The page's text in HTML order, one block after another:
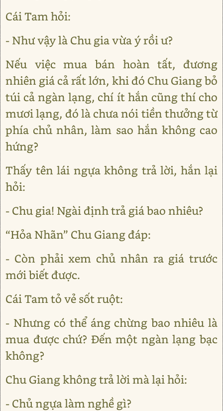
Cái Tam hỏi:
- Như vậy là Chu gia vừa ý rồi ư?
Nếu việc mua bán hoàn tất, đương
nhiên giá cả rất lớn, khi đó Chu Giang bỏ
túi cả ngàn lạng, chí ít hắn cũng thí cho
mươi lạng, đó là chưa nói tiền thưởng từ
phía chủ nhân, làm sao hắn không cao
hứng?
Thấy tên lái ngựa không trả lời, hắn lại
hỏi:
- Chu gia! Ngài định trả giá bao nhiêu?
“Hỏa Nhãn” Chu Giang đáp:
- Còn phải xem chủ nhân ra giá trước
mới biết được.
Cái Tam tỏ vẻ sốt ruột:
- Nhưng có thể áng chừng bao nhiêu là
mua được chứ? Đến một ngàn lạng bạc
không?
Chu Giang không trả lời mà lại hỏi:
- Chủ ngựa làm nghề gì?